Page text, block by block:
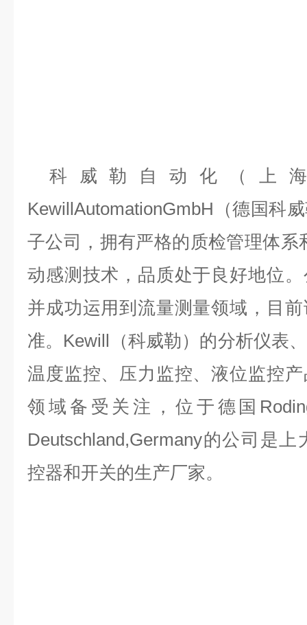
科威勒自动化（上
KewillAutomationGmbH（德国科
子公司，拥有严格的质检管理体系
动感测技术，品质处于良好地位
并成功运用到流量测量领域，目
准。Kewill（科威勒）的分析仪表
温度监控、压力监控、液位监控
领域备受关注，位于德国
Deutschland,Germany的公司是
控器和开关的生产厂家。